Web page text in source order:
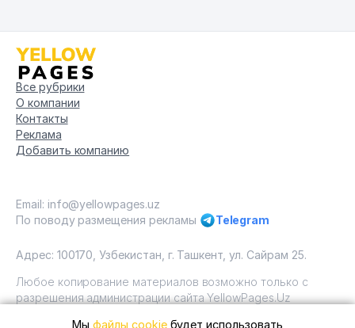
Все рубрики
О компании
Контакты
Реклама
Добавить компанию
Email: info@yellowpages.uz
По поводу размещения рекламы
Telegram
Адрес: 100170, Узбекистан, г. Ташкент, ул. Сайрам 25.
Любое копирование материалов возможно только с
разрешения администрации сайта YellowPages.Uz
Мыфайлы cookieбудет использовать